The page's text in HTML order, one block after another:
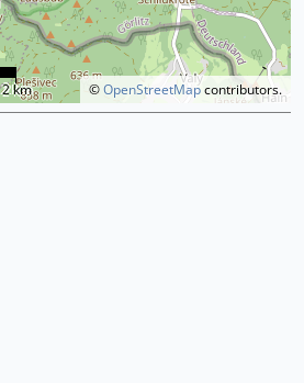
©OpenStreetMapcontributors.
2 km